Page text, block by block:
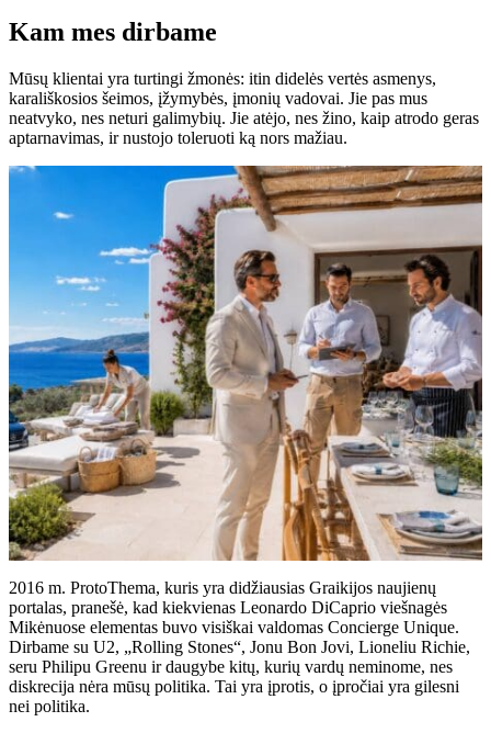
Kam mes dirbame
Mūsų klientai yra turtingi žmonės: itin didelės vertės asmenys,
karališkosios šeimos, įžymybės, įmonių vadovai. Jie pas mus
neatvyko, nes neturi galimybių. Jie atėjo, nes žino, kaip atrodo geras
aptarnavimas, ir nustojo toleruoti ką nors mažiau.
2016 m. ProtoThema, kuris yra didžiausias Graikijos naujienų
portalas, pranešė, kad kiekvienas Leonardo DiCaprio viešnagės
Mikėnuose elementas buvo visiškai valdomas Concierge Unique.
Dirbame su U2, „Rolling Stones“, Jonu Bon Jovi, Lioneliu Richie,
seru Philipu Greenu ir daugybe kitų, kurių vardų neminome, nes
diskrecija nėra mūsų politika. Tai yra įprotis, o įpročiai yra gilesni
nei politika.